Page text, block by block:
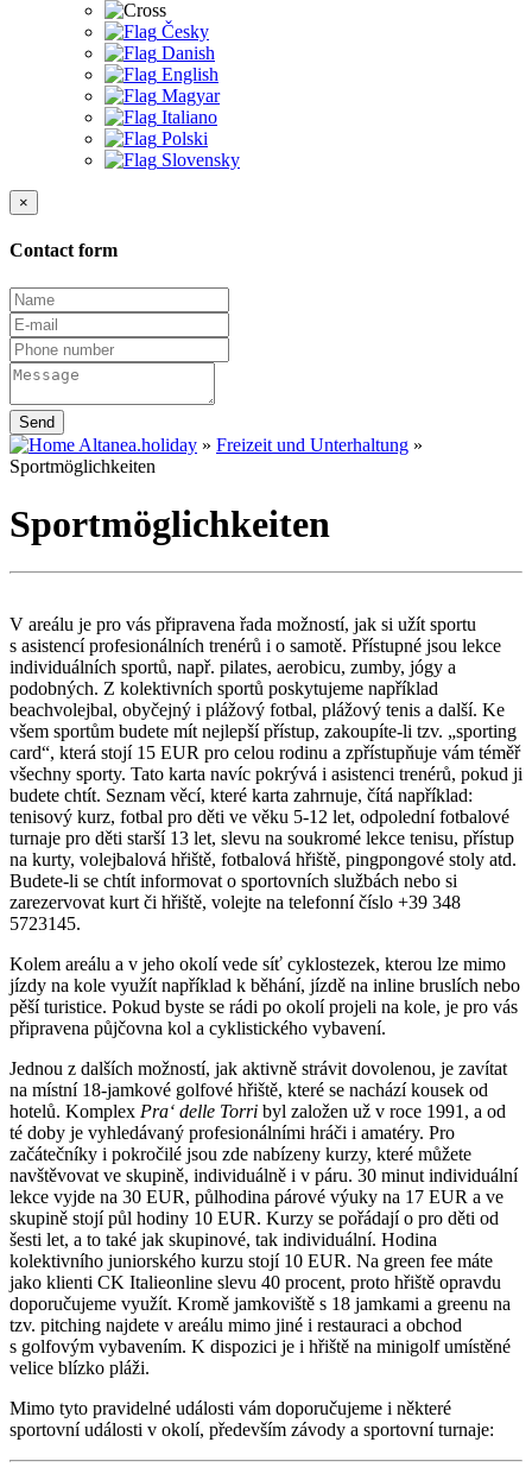
Česky
Danish
English
Magyar
Italiano
Polski
Slovensky
×
Contact form
Send
Altanea.holiday » Freizeit und Unterhaltung »
Sportmöglichkeiten
Sportmöglichkeiten
V areálu je pro vás připravena řada možností, jak si užít sportu
s asistencí profesionálních trenérů i o samotě. Přístupné jsou lekce
individuálních sportů, např. pilates, aerobicu, zumby, jógy a
podobných. Z kolektivních sportů poskytujeme například
beachvolejbal, obyčejný i plážový fotbal, plážový tenis a další. Ke
všem sportům budete mít nejlepší přístup, zakoupíte-li tzv. „sporting
card“, která stojí 15 EUR pro celou rodinu a zpřístupňuje vám téměř
všechny sporty. Tato karta navíc pokrývá i asistenci trenérů, pokud ji
budete chtít. Seznam věcí, které karta zahrnuje, čítá například:
tenisový kurz, fotbal pro děti ve věku 5-12 let, odpolední fotbalové
turnaje pro děti starší 13 let, slevu na soukromé lekce tenisu, přístup
na kurty, volejbalová hřiště, fotbalová hřiště, pingpongové stoly atd.
Budete-li se chtít informovat o sportovních službách nebo si
zarezervovat kurt či hřiště, volejte na telefonní číslo +39 348
5723145.
Kolem areálu a v jeho okolí vede síť cyklostezek, kterou lze mimo
jízdy na kole využít například k běhání, jízdě na inline bruslích nebo
pěší turistice. Pokud byste se rádi po okolí projeli na kole, je pro vás
připravena půjčovna kol a cyklistického vybavení.
Jednou z dalších možností, jak aktivně strávit dovolenou, je zavítat
na místní 18-jamkové golfové hřiště, které se nachází kousek od
hotelů. Komplex Pra‘ delle Torri byl založen už v roce 1991, a od
té doby je vyhledávaný profesionálními hráči i amatéry. Pro
začátečníky i pokročilé jsou zde nabízeny kurzy, které můžete
navštěvovat ve skupině, individuálně i v páru. 30 minut individuální
lekce vyjde na 30 EUR, půlhodina párové výuky na 17 EUR a ve
skupině stojí půl hodiny 10 EUR. Kurzy se pořádají o pro děti od
šesti let, a to také jak skupinové, tak individuální. Hodina
kolektivního juniorského kurzu stojí 10 EUR. Na green fee máte
jako klienti CK Italieonline slevu 40 procent, proto hřiště opravdu
doporučujeme využít. Kromě jamkoviště s 18 jamkami a greenu na
tzv. pitching najdete v areálu mimo jiné i restauraci a obchod
s golfovým vybavením. K dispozici je i hřiště na minigolf umístěné
velice blízko pláži.
Mimo tyto pravidelné události vám doporučujeme i některé
sportovní události v okolí, především závody a sportovní turnaje: